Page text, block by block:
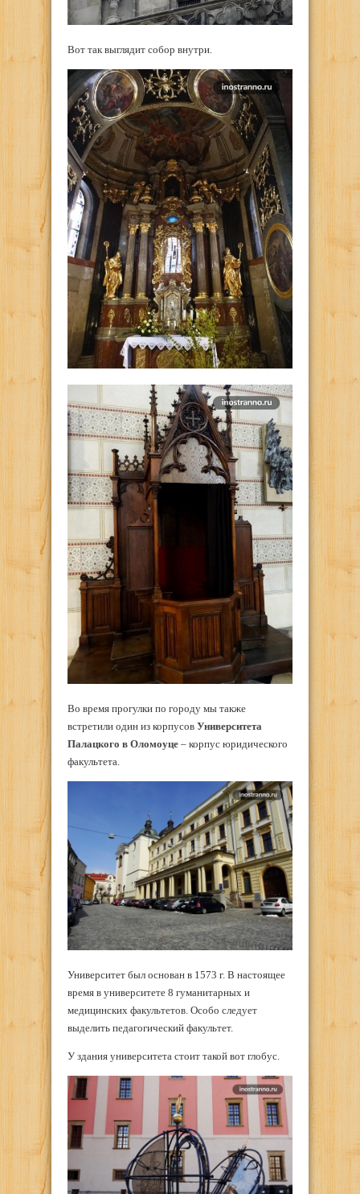
Вот так выглядит собор внутри.
Во время прогулки по городу мы также
встретили один из корпусов Университета
Палацкого в Оломоуце – корпус юридического
факультета.
Университет был основан в 1573 г. В настоящее
время в университете 8 гуманитарных и
медицинских факультетов. Особо следует
выделить педагогический факультет.
У здания университета стоит такой вот глобус.